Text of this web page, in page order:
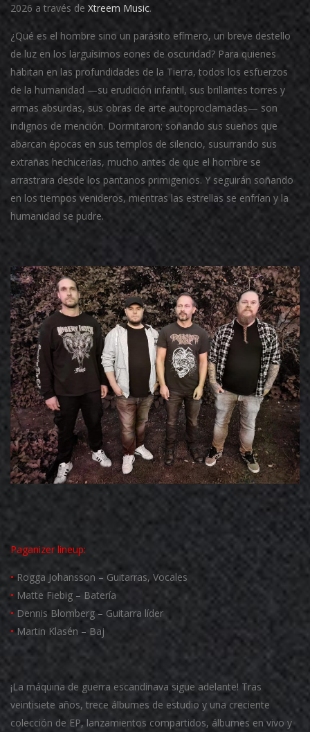
2026 a través de Xtreem Music.
¿Qué es el hombre sino un parásito efímero, un breve destello
de luz en los larguísimos eones de oscuridad? Para quienes
habitan en las profundidades de la Tierra, todos los esfuerzos
de la humanidad —su erudición infantil, sus brillantes torres y
armas absurdas, sus obras de arte autoproclamadas— son
indignos de mención. Dormitaron; soñando sus sueños que
abarcan épocas en sus templos de silencio, susurrando sus
extrañas hechicerías, mucho antes de que el hombre se
arrastrara desde los pantanos primigenios. Y seguirán soñando
en los tiempos venideros, mientras las estrellas se enfrían y la
humanidad se pudre.
Paganizerlineup:
•Rogga Johansson – Guitarras, Vocales
• Matte Fiebig – Batería
• Dennis Blomberg – Guitarra líder
• Martin Klasén – Baj
¡La máquina de guerra escandinava sigue adelante! Tras
veintisiete años, trece álbumes de estudio y una creciente
colección de EP, lanzamientos compartidos, álbumes en vivo y